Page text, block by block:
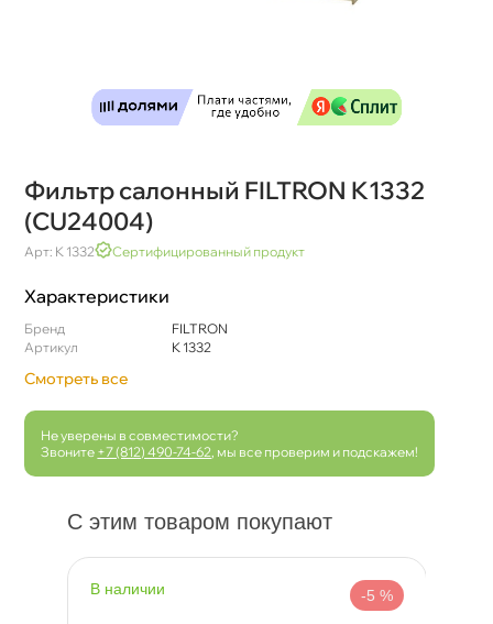
Фильтр салонный FILTRON K1332
(CU24004)
Арт: K 1332 Сертифицированный продукт
Характеристики
Бренд
FILTRON
Артикул
K 1332
Смотреть все
Не уверены в совместимости?
Звоните +7 (812) 490-74-62 , мы все проверим и подскажем!
С этим товаром покупают
наличии -5 %